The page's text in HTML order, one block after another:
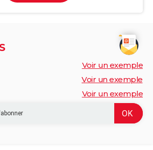
Voir un exemple
Voir un exemple
Voir un exemple